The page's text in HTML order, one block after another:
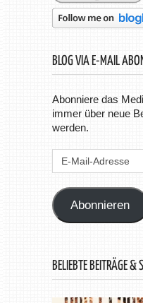
BLOG VIA E-MAIL
Abonniere das
immer über neue
werden.
Mail-
Abonnieren
BELIEBTE BEITRÄGE &